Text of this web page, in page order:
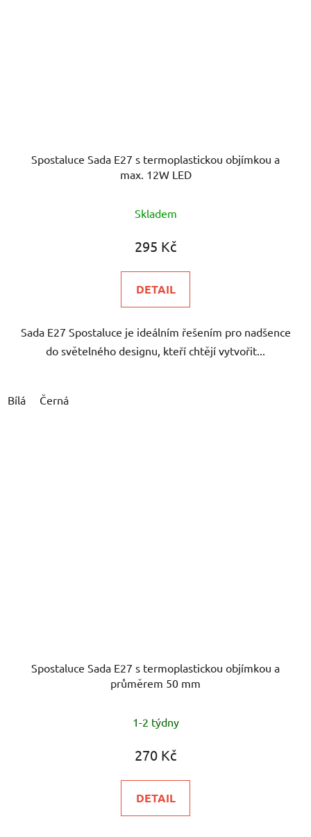
Spostaluce Sada E27 s termoplastickou objímkou a
max. 12W LED
Skladem
295 Kč
DETAIL
Sada E27 Spostaluce je ideálním řešením pro nadšence
do světelného designu, kteří chtějí vytvořit...
Bílá Černá
Spostaluce Sada E27 s termoplastickou objímkou a
průměrem 50 mm
1-2 týdny
270 Kč
DETAIL